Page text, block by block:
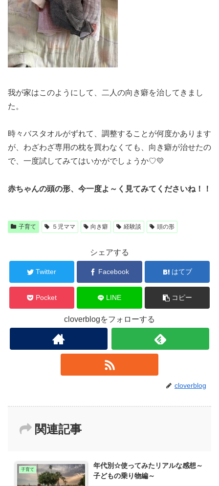
我が家はこのようにして、二人の向き癖を治してきまし
た。
時々バスタオルがずれて、調整することが何度かあります
が、わざわざ専用の枕を買わなくても、向き癖が治せたの
で、一度試してみてはいかがでしょうか♡💛
赤ちゃんの頭の形、今一度よ～く見てみてくださいね！！
子育て ５児ママ 向き癖 経験談 頭の形
シェアする
Twitter Facebook はてブ
Pocket LINE コピー
cloverblogをフォローする
cloverblog
関連記事
子育て
年代別☆使ってみたリアルな感想～
子どもの乗り物編～